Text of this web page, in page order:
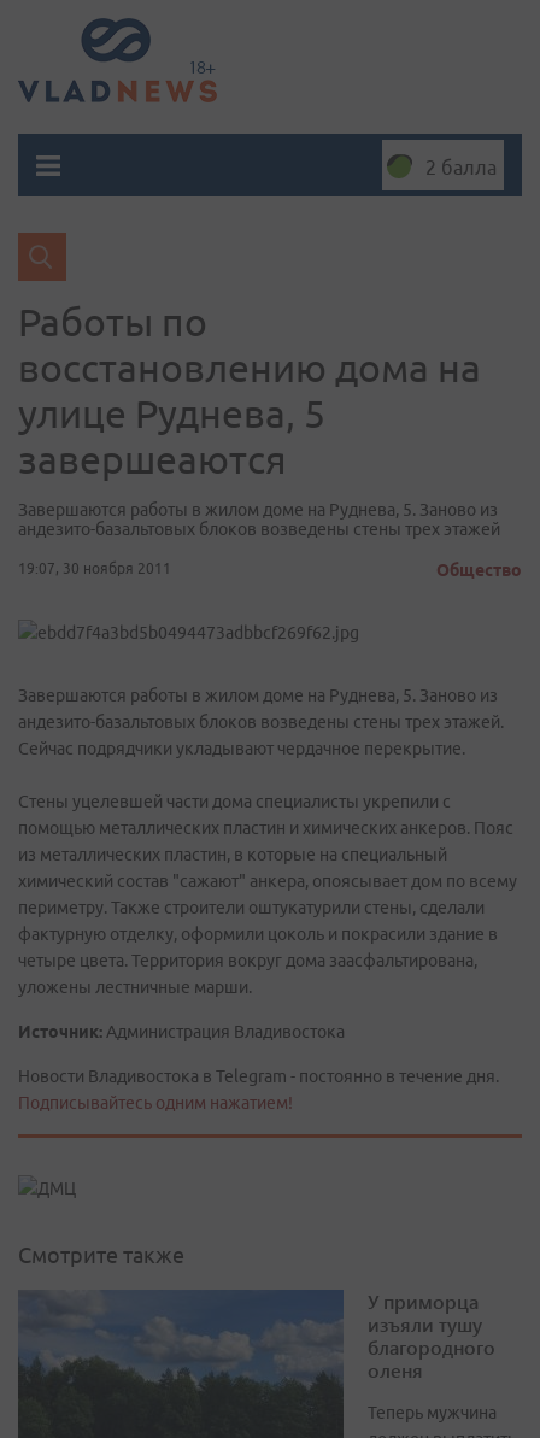
2 балла
Работы по
восстановлению дома на
улице Руднева, 5
завершеаются
Завершаются работы в жилом доме на Руднева, 5. Заново из
андезито-базальтовых блоков возведены стены трех этажей
19:07, 30 ноября 2011 Общество
Завершаются работы в жилом доме на Руднева, 5. Заново из
андезито-базальтовых блоков возведены стены трех этажей.
Сейчас подрядчики укладывают чердачное перекрытие.
Стены уцелевшей части дома специалисты укрепили с
помощью металлических пластин и химических анкеров. Пояс
из металлических пластин, в которые на специальный
химический состав "сажают" анкера, опоясывает дом по всему
периметру. Также строители оштукатурили стены, сделали
фактурную отделку, оформили цоколь и покрасили здание в
четыре цвета. Территория вокруг дома заасфальтирована,
уложены лестничные марши.
Источник: Администрация Владивостока
Новости Владивостока в Telegram - постоянно в течение дня.
Подписывайтесь одним нажатием!
Смотрите также
У приморца
изъяли тушу
благородного
оленя
Теперь мужчина